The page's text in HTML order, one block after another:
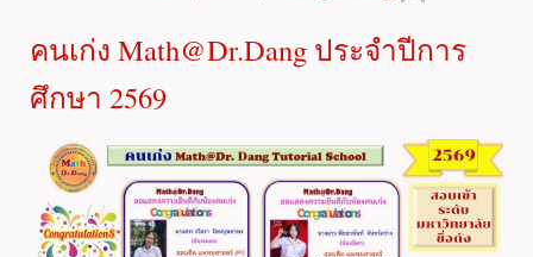
คนเก่ง Math@Dr.Dang ประจำปีการ
ศึกษา 2569